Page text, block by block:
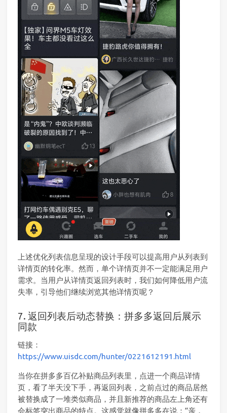
上述优化列表信息呈现的设计手段可以提高用户从列表到
详情页的转化率。然而，单个详情页并不一定能满足用户
需求。当用户从详情页返回列表时，我们如何降低用户流
失率，引导他们继续浏览其他详情页呢？
7. 返回列表后动态替换：拼多多返回后展示
同款
链接：
https://www.uisdc.com/hunter/0221612191.html
当你在拼多多百亿补贴商品列表里，点进一个商品详情
页，看了半天没下手，再返回列表，之前点过的商品居然
被替换成了一堆类似商品，并且新推荐的商品左上角还有
会标签突出商品的特点。这感觉就像拼多多在说：“亲，